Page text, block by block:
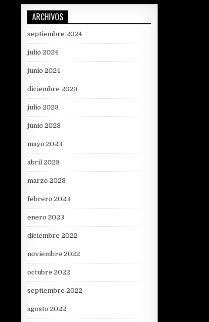
ARCHIVOS
septiembre 2024
julio 2024
junio 2024
diciembre 2023
julio 2023
junio 2023
mayo 2023
abril 2023
marzo 2023
febrero 2023
enero 2023
diciembre 2022
noviembre 2022
octubre 2022
septiembre 2022
agosto 2022